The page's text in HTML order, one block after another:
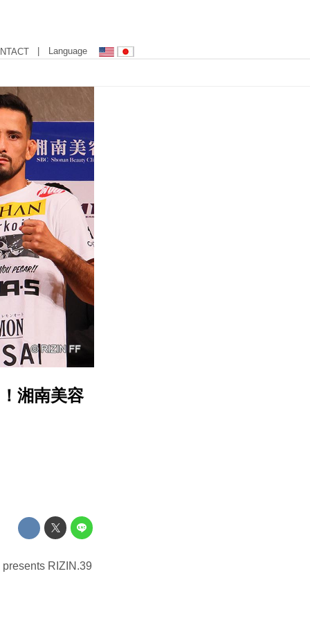
| Language
湘南美容
RIZIN.39